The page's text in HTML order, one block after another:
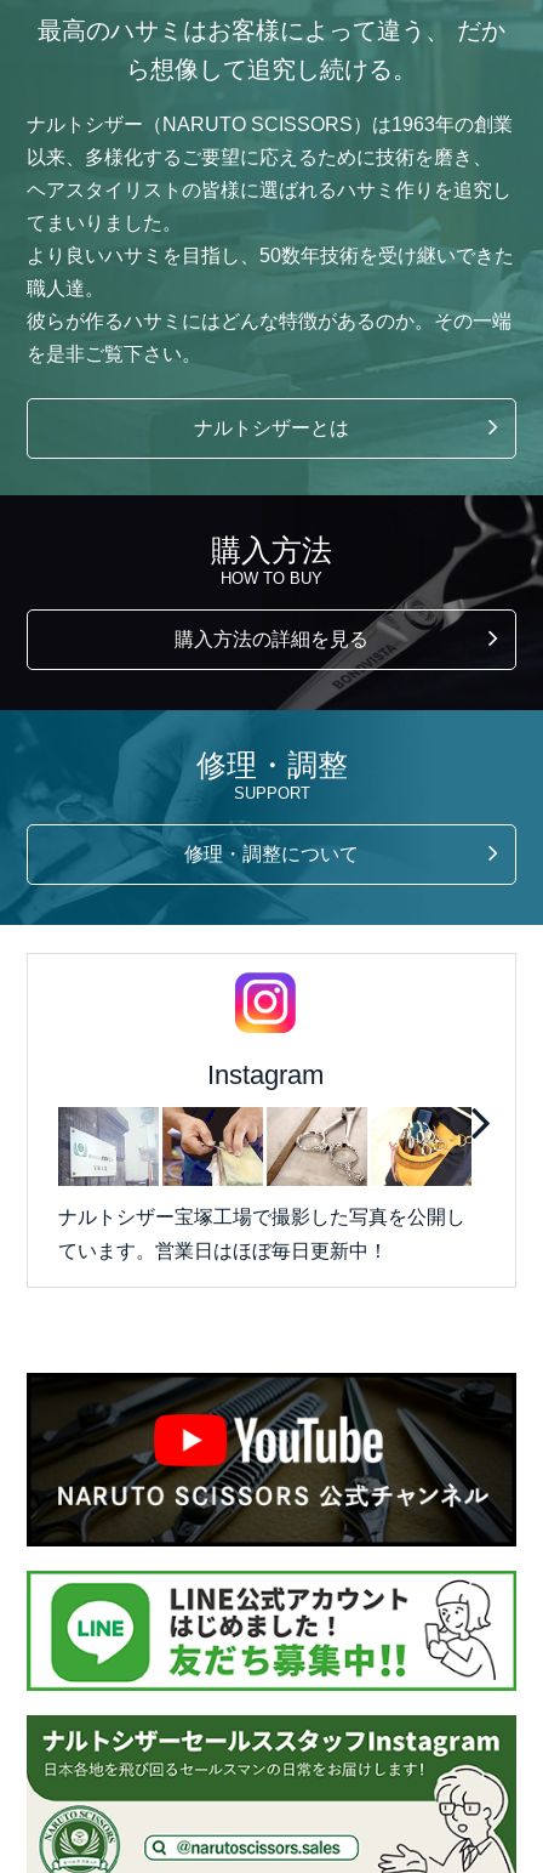
最高のハサミはお客様によって違う、
だか
ら想像して追究し続ける。
ナルトシザー（NARUTO SCISSORS）は1963年の創業
以来、多様化するご要望に応えるために技術を磨き、
ヘアスタイリストの皆様に選ばれるハサミ作りを追究し
てまいりました。
より良いハサミを目指し、50数年技術を受け継いできた
職人達。
彼らが作るハサミにはどんな特徴があるのか。その一端
を是非ご覧下さい。
ナルトシザーとは
購入方法
HOW TO BUY
購入方法の詳細を見る
修理・調整
SUPPORT
修理・調整について
Instagram
ナルトシザー宝塚工場で撮影した写真を公開し
ています。営業日はほぼ毎日更新中！